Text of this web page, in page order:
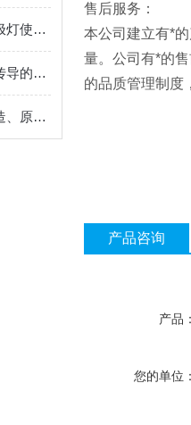
点亮科研之路——空心阴极灯使用指南
横向加热石墨锥：探索热传导的奇妙世界
揭秘元素空心阴极灯：构造、原理与应用全解析
售后服务：
本公司建立有*
量。公司有*的
的品质管理制度
产品咨询
产品：
您的单位：